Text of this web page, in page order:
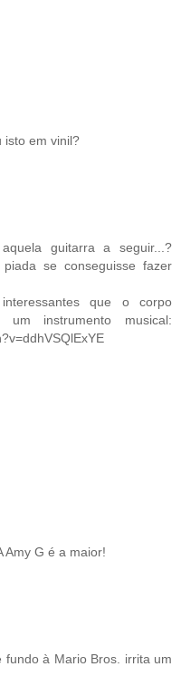
isto em vinil?
guitarra a seguir...?
se conseguisse fazer
que o corpo
instrumento musical:
Amy G é a maior!
à Mario Bros. irrita um